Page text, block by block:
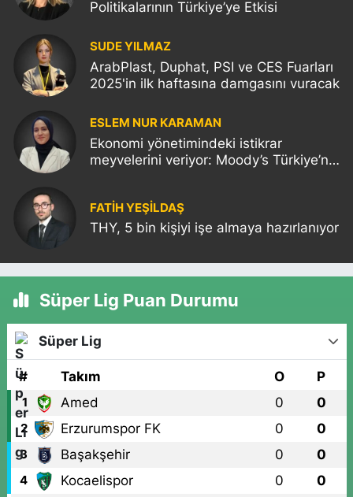
Politikalarının Türkiye’ye Etkisi
SUDE YILMAZ
ArabPlast, Duphat, PSI ve CES Fuarları
2025'in ilk haftasına damgasını vuracak
ESLEM NUR KARAMAN
Ekonomi yönetimindeki istikrar
meyvelerini veriyor: Moody’s Türkiye’nin
FATIH YEŞİLDAŞ
THY, 5 bin kişiyi işe almaya hazırlanıyor
Süper Lig Puan Durumu
Süper Lig
# Takım O P
1 Amed 0 0
2 Erzurumspor FK 0 0
3 Başakşehir 0 0
4 Kocaelispor 0 0